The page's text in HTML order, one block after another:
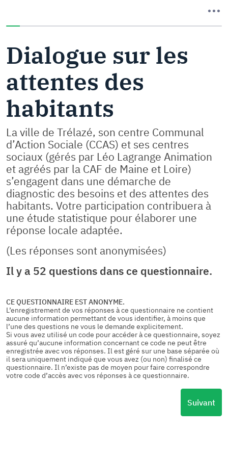
Dialogue sur les
attentes des
habitants
La ville de Trélazé, son centre Communal
d’Action Sociale (CCAS) et ses centres
sociaux (gérés par Léo Lagrange Animation
et agréés par la CAF de Maine et Loire)
s’engagent dans une démarche de
diagnostic des besoins et des attentes des
habitants. Votre participation contribuera à
une étude statistique pour élaborer une
réponse locale adaptée.
(Les réponses sont anonymisées)
Il y a 52 questions dans ce questionnaire.
CE QUESTIONNAIRE EST ANONYME.
L’enregistrement de vos réponses à ce questionnaire ne contient
aucune information permettant de vous identifier, à moins que
l’une des questions ne vous le demande explicitement.
Si vous avez utilisé un code pour accéder à ce questionnaire, soyez
assuré qu’aucune information concernant ce code ne peut être
enregistrée avec vos réponses. Il est géré sur une base séparée où
il sera uniquement indiqué que vous avez (ou non) finalisé ce
questionnaire. Il n’existe pas de moyen pour faire correspondre
votre code d’accès avec vos réponses à ce questionnaire.
Suivant